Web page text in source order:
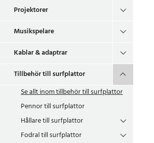
Projektorer
Musikspelare
Kablar & adaptrar
Tillbehör till surfplattor
Se allt inomtillbehör till surfplattor
Pennor till surfplattor
Hållare till surfplattor
Fodral till surfplattor